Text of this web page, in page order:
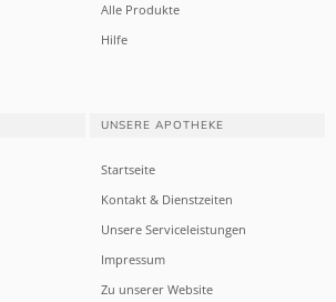
Alle Produkte
Hilfe
UNSERE APOTHEKE
Startseite
Kontakt & Dienstzeiten
Unsere Serviceleistungen
Impressum
Zu unserer Website